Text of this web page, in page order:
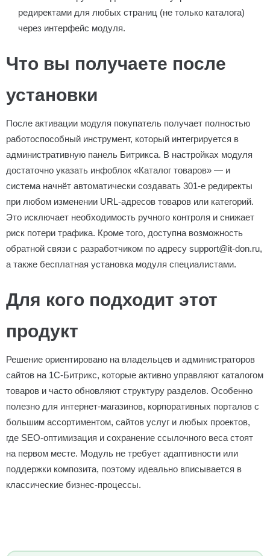
редиректами для любых страниц (не только каталога)
через интерфейс модуля.
Что вы получаете после
установки
После активации модуля покупатель получает полностью
работоспособный инструмент, который интегрируется в
административную панель Битрикса. В настройках модуля
достаточно указать инфоблок «Каталог товаров» — и
система начнёт автоматически создавать 301-е редиректы
при любом изменении URL-адресов товаров или категорий.
Это исключает необходимость ручного контроля и снижает
риск потери трафика. Кроме того, доступна возможность
обратной связи с разработчиком по адресу support@it-don.ru,
а также бесплатная установка модуля специалистами.
Для кого подходит этот
продукт
Решение ориентировано на владельцев и администраторов
сайтов на 1С-Битрикс, которые активно управляют каталогом
товаров и часто обновляют структуру разделов. Особенно
полезно для интернет-магазинов, корпоративных порталов с
большим ассортиментом, сайтов услуг и любых проектов,
где SEO-оптимизация и сохранение ссылочного веса стоят
на первом месте. Модуль не требует адаптивности или
поддержки композита, поэтому идеально вписывается в
классические бизнес-процессы.